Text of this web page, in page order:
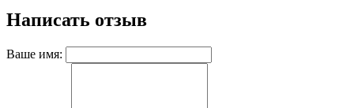
Написать отзыв
Ваше имя: